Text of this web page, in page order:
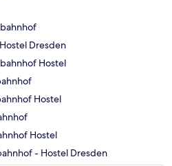
Dresden
Hostel
Hostel
Hostel
- Hostel Dresden